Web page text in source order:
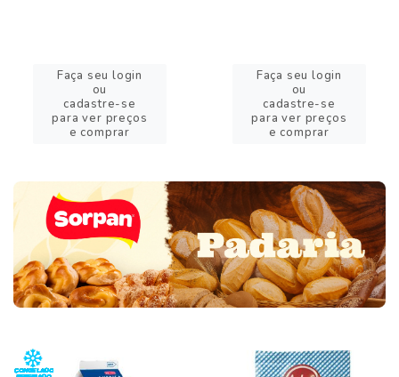
Faça seu login
ou
cadastre-se
para ver preços
e comprar
Faça seu login
ou
cadastre-se
para ver preços
e comprar